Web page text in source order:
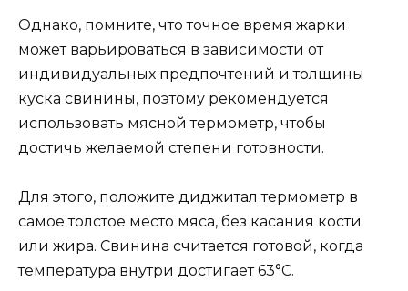
Однако, помните, что точное время жарки
может варьироваться в зависимости от
индивидуальных предпочтений и толщины
куска свинины, поэтому рекомендуется
использовать мясной термометр, чтобы
достичь желаемой степени готовности.
Для этого, положите диджитал термометр в
самое толстое место мяса, без касания кости
или жира. Свинина считается готовой, когда
температура внутри достигает 63°С.